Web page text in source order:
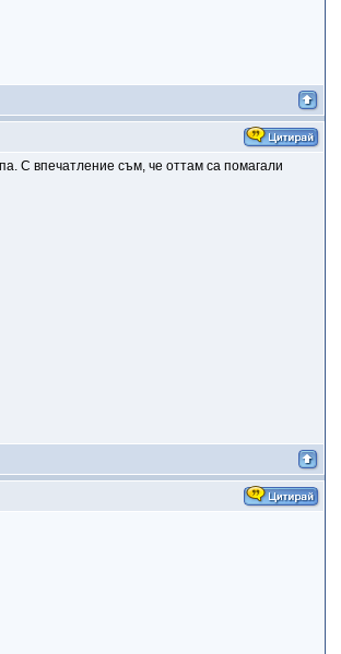
С впечатление съм, че оттам са помагали